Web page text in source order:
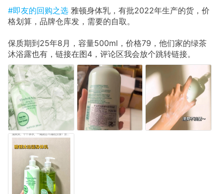
#即友的回购之选 雅顿身体乳，有批2022年生产的货，价
格划算，品牌仓库发，需要的自取。
保质期到25年8月，容量500ml，价格79，他们家的绿茶
沐浴露也有，链接在图4，评论区我会放个跳转链接。